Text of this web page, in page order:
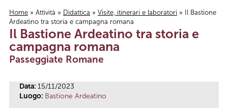
Tu sei qui
Home » Attività » Didattica » Visite, itinerari e laboratori » Il Bastione
Ardeatino tra storia e campagna romana
Il Bastione Ardeatino tra storia e
campagna romana
Passeggiate Romane
Data: 15/11/2023
Luogo: Bastione Ardeatino